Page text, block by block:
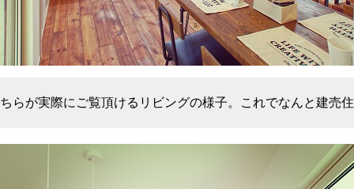
らが実際にご覧頂けるリビングの様子。これでなんと建売